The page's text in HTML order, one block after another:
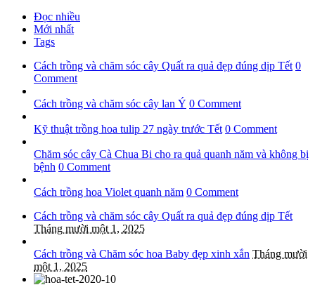
Đọc nhiều
Mới nhất
Tags
Cách trồng và chăm sóc cây Quất ra quả đẹp đúng dịp Tết 0
Comment
Cách trồng và chăm sóc cây lan Ý 0 Comment
Kỹ thuật trồng hoa tulip 27 ngày trước Tết 0 Comment
Chăm sóc cây Cà Chua Bi cho ra quả quanh năm và không bị
bệnh 0 Comment
Cách trồng hoa Violet quanh năm 0 Comment
Cách trồng và chăm sóc cây Quất ra quả đẹp đúng dịp Tết
Tháng mười một 1, 2025
Cách trồng và Chăm sóc hoa Baby đẹp xinh xắn Tháng mười
một 1, 2025